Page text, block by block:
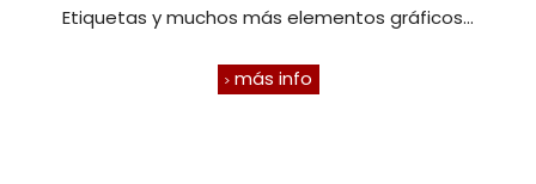
Etiquetas y muchos más elementos gráficos...
más info